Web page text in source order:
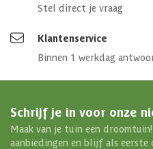
Stel direct je vraag
Klantenservice
Binnen 1 werkdag
Schrijf je in voor onze
Maak van je tuin een
aanbiedingen en blijf als eerste